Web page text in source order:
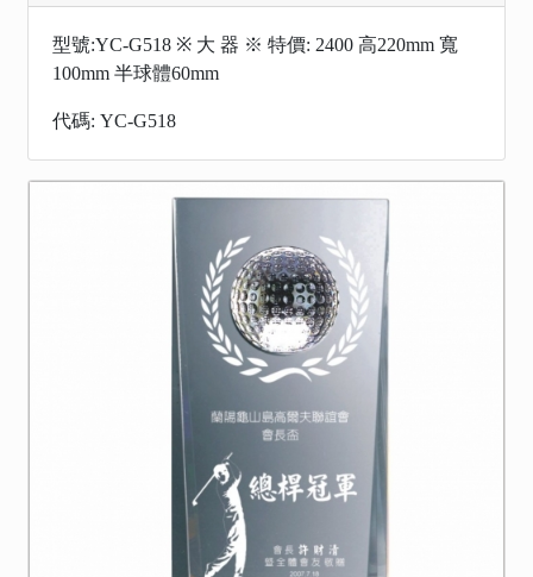
型號:YC-G518 ※ 大 器 ※ 特價: 2400 高220mm 寬
100mm 半球體60mm
代碼: YC-G518